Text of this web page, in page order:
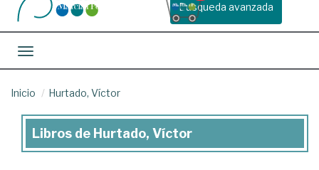
Busqueda avanzada
Toggle navigation
Inicio Hurtado, Víctor
Libros
Libros de Hurtado, Víctor